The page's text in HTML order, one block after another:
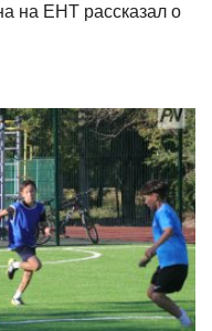
на ЕНТ рассказал о